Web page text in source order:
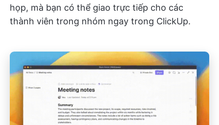
họp, mà bạn có thể giao trực tiếp cho các
thành viên trong nhóm ngay trong ClickUp.